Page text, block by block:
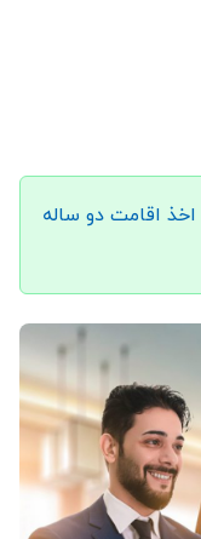
اخذ اقامت دو ساله